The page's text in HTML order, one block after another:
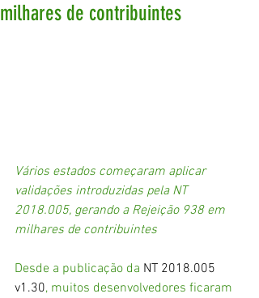
milhares de contribuintes
Vários estados começaram aplicar
validações introduzidas pela NT
2018.005, gerando a Rejeição 938 em
milhares de contribuintes
Desde a publicação da NT 2018.005
v1.30, muitos desenvolvedores ficaram